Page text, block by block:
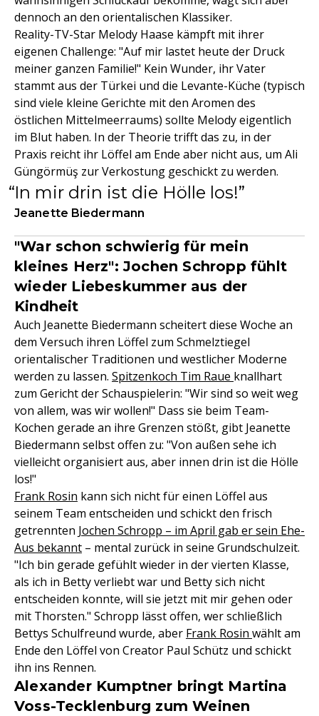
dennoch an den orientalischen Klassiker.
Reality-TV-Star Melody Haase kämpft mit ihrer
eigenen Challenge: "Auf mir lastet heute der Druck
meiner ganzen Familie!" Kein Wunder, ihr Vater
stammt aus der Türkei und die Levante-Küche (typisch
sind viele kleine Gerichte mit den Aromen des
östlichen Mittelmeerraums) sollte Melody eigentlich
im Blut haben. In der Theorie trifft das zu, in der
Praxis reicht ihr Löffel am Ende aber nicht aus, um Ali
Güngörmüş zur Verkostung geschickt zu werden.
In mir drin ist die Hölle los!
Jeanette Biedermann
"War schon schwierig für mein
kleines Herz": Jochen Schropp fühlt
wieder Liebeskummer aus der
Kindheit
Auch Jeanette Biedermann scheitert diese Woche an
dem Versuch ihren Löffel zum Schmelztiegel
orientalischer Traditionen und westlicher Moderne
werden zu lassen. Spitzenkoch Tim Raue knallhart
zum Gericht der Schauspielerin: "Wir sind so weit weg
von allem, was wir wollen!" Dass sie beim Team-
Kochen gerade an ihre Grenzen stößt, gibt Jeanette
Biedermann selbst offen zu: "Von außen sehe ich
vielleicht organisiert aus, aber innen drin ist die Hölle
los!"
Frank Rosin kann sich nicht für einen Löffel aus
seinem Team entscheiden und schickt den frisch
getrennten Jochen Schropp – im April gab er sein Ehe-
Aus bekannt – mental zurück in seine Grundschulzeit.
"Ich bin gerade gefühlt wieder in der vierten Klasse,
als ich in Betty verliebt war und Betty sich nicht
entscheiden konnte, will sie jetzt mit mir gehen oder
mit Thorsten." Schropp lässt offen, wer schließlich
Bettys Schulfreund wurde, aber Frank Rosin wählt am
Ende den Löffel von Creator Paul Schütz und schickt
ihn ins Rennen.
Alexander Kumptner bringt Martina
Voss-Tecklenburg zum Weinen